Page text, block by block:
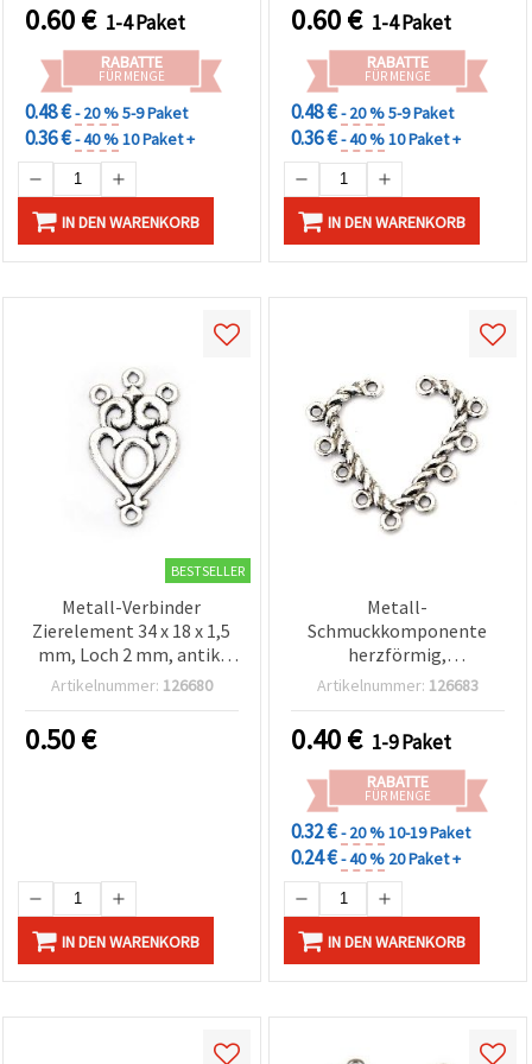
Schmuck
0.60€ 1-4 Paket
RABATTE
FÜR MENGE
0.48 €- 20 %5-9 Paket
0.36 €- 40 %10 Paket +
IN DEN WARENKORB
0.60€ 1-4 Paket
RABATTE
FÜR MENGE
0.48 €- 20 %5-9 Paket
0.36 €- 40 %10 Paket +
IN DEN WARENKORB
BESTSELLER
Metall-Verbinder
Zierelement 34 x 18 x 1,5
mm, Loch 2 mm, antik-
silberfarben – 4 Stück
Artikelnummer: 126680
0.50€
IN DEN WARENKORB
Metall-
Schmuckkomponente
herzförmig,
antiksilberfarben, 33 x 28
2 mm, 4er-Pack – für DIY
Basteln &
Schmuckherstellung
Artikelnummer: 126683
0.40€ 1-9 Paket
RABATTE
FÜR MENGE
0.32 €- 20 %10-19 Paket
0.24 €- 40 % 20 Paket +
IN DEN WARENKORB